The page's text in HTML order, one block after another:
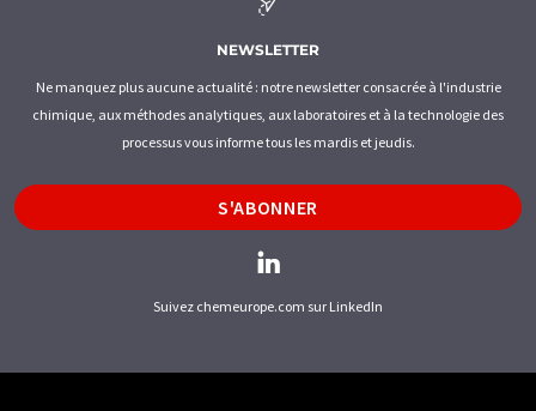
NEWSLETTER
Ne manquez plus aucune actualité : notre newsletter consacrée à l'industrie
chimique, aux méthodes analytiques, aux laboratoires et à la technologie des
processus vous informe tous les mardis et jeudis.
S'ABONNER
Suivez chemeurope.com sur LinkedIn